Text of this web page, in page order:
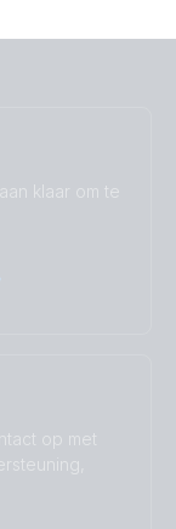
klaar om te
op met